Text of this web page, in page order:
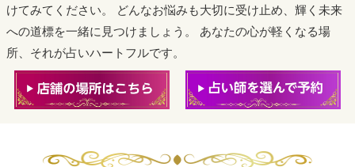
けてみてください。
どんなお悩みも大切に受け止め、輝く未来
への道標を一緒に見つけましょう。
あなたの心が軽くなる場
所、それが占いハートフルです。